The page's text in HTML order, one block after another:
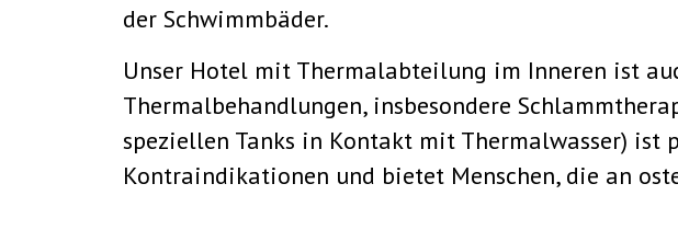
der Schwimmbäder.
Unser Hotel mit Thermalabteilung im Inneren ist
Thermalbehandlungen, insbesondere
speziellen Tanks in Kontakt mit Thermalwasser)
Kontraindikationen und bietet Menschen, die an